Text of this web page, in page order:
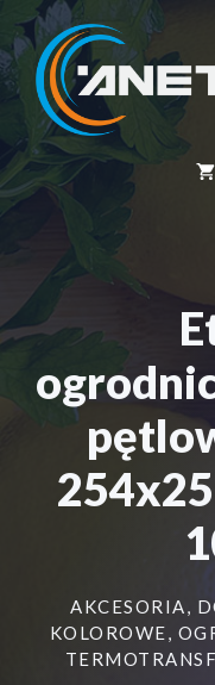
Przejdź
do
treści
AKCESORIA,
KOLOROWE,